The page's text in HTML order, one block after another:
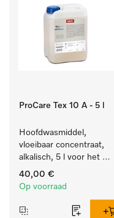
ProCare Tex 10 A - 5 l
Hoofdwasmiddel,
vloeibaar concentraat,
alkalisch, 5 l voor het
reinigen van wit wasgoed
en kleurechte bonte was.
40,00 €
Op voorraad